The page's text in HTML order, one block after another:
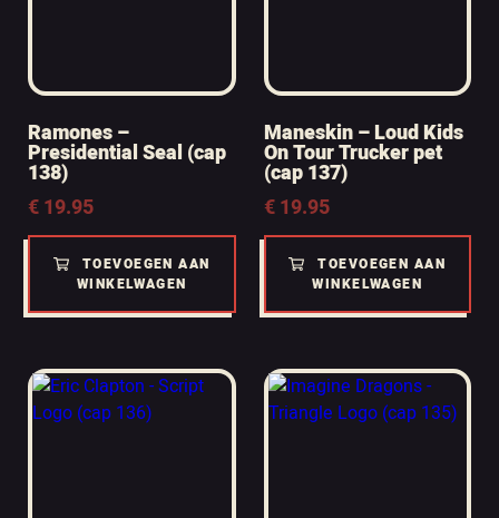
Ramones –
Presidential Seal (cap
138)
€19.95
TOEVOEGEN AAN
WINKELWAGEN
Maneskin – Loud Kids
On Tour Trucker pet
(cap 137)
€19.95
TOEVOEGEN AAN
WINKELWAGEN